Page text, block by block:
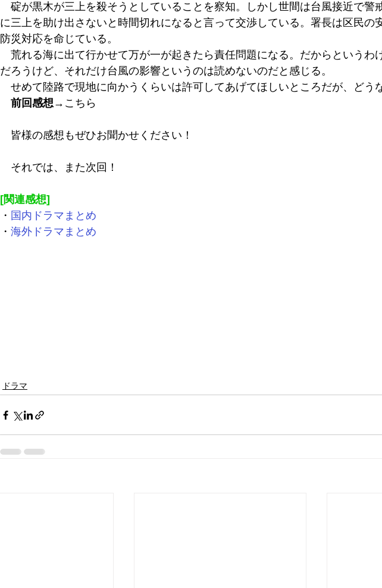
碇が黒木が三上を殺そうとしていることを察知。しかし世間は台風接近で警
に三上を助け出さないと時間切れになると言って交渉している。署長は区民の
防災対応を命じている。
荒れる海に出て行かせて万が一が起きたら責任問題になる。だからというわ
だろうけど、それだけ台風の影響というのは読めないのだと感じる。
せめて陸路で現地に向かうくらいは許可してあげてほしいところだが、どう
前回感想→ こちら
皆様の感想もぜひお聞かせください！
それでは、また次回！
[関連感想]
・ 国内ドラマまとめ
・ 海外ドラマまとめ
ドラマ